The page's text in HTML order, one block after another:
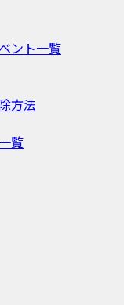
ント一覧
方法
覧